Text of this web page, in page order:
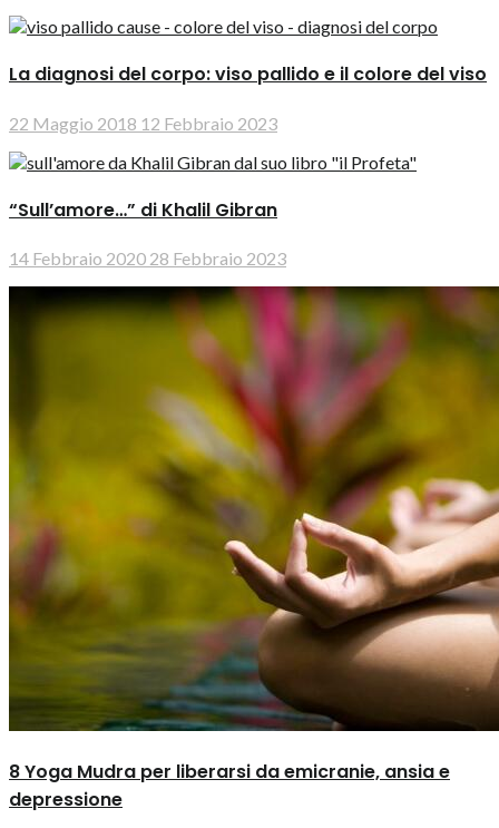
La diagnosi del corpo: viso pallido e il colore del viso
22 Maggio 2018 12 Febbraio 2023
“Sull’amore…” di Khalil Gibran
14 Febbraio 2020 28 Febbraio 2023
8 Yoga Mudra per liberarsi da emicranie, ansia e
depressione